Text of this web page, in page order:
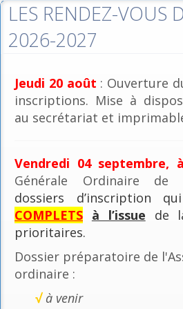
LES RENDEZ-VOUS
2026-2027
Jeudi 20 août : Ouverture
inscriptions. Mise à
au secrétariat et
Vendredi 04 septembre,
Générale Ordinaire de
dossiers d’inscription
COMPLETS à l’issue de
prioritaires.
Dossier préparatoire de
ordinaire :
√ à venir